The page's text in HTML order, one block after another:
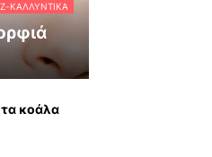
ΚΑΛΛΥΝΤΙΚΆ
κοάλα